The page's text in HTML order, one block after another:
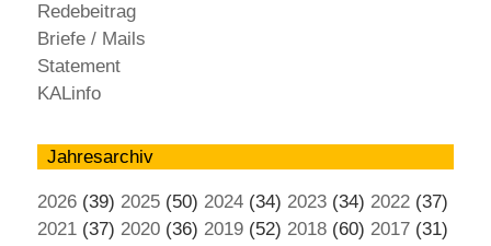
Redebeitrag
Briefe / Mails
Statement
KALinfo
Jahresarchiv
2026 (39) 2025 (50) 2024 (34) 2023 (34) 2022 (37)
2021 (37) 2020 (36) 2019 (52) 2018 (60) 2017 (31)